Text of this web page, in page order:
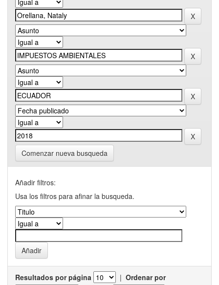
Comenzar nueva busqueda
Añadir filtros:
Usa los filtros para afinar la busqueda.
Resultados por página | Ordenar por